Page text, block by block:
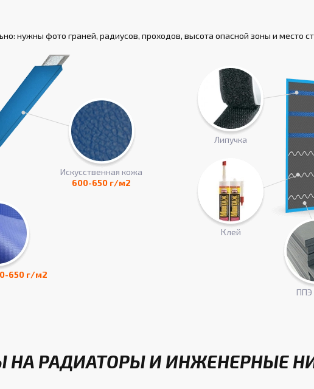
нужны фото граней, радиусов, проходов, высота опасной зоны и место
650 г/м2
Искусcтвенная кожа
600-650 г/м2
ППЭ
Клей
Липучка
НА РАДИАТОРЫ И ИНЖЕНЕРНЫЕ